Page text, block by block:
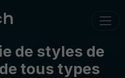
de styles de
tous types